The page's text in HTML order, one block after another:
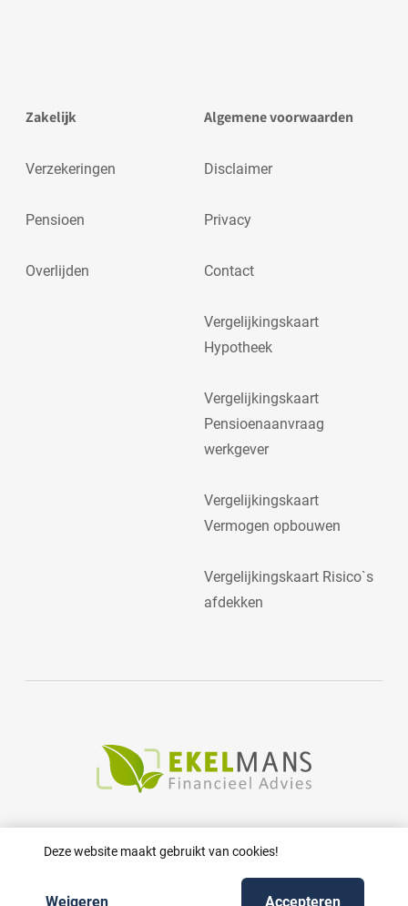
Deze website maakt gebruikt van cookies!
Weigeren Accepteren
Zakelijk
Verzekeringen
Pensioen
Overlijden
Algemene voorwaarden
Disclaimer
Privacy
Contact
Vergelijkingskaart
Hypotheek
Vergelijkingskaart
Pensioenaanvraag
werkgever
Vergelijkingskaart
Vermogen opbouwen
Vergelijkingskaart Risico`s
afdekken